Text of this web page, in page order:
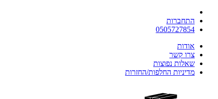
התחברות
0505727854
אודות
צרו קשר
שאלות נפוצות
מדיניות החלפות/החזרות